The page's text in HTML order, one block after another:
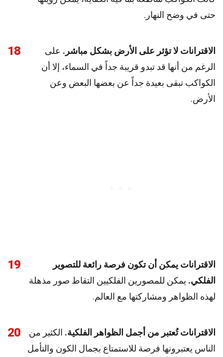
حتى في وضح النهار.
18 الاقترانات لا تؤثر على الأرض بشكل مباشر. على
الرغم من أنها قد تبدو قريبة جداً في السماء، إلا أن
الكواكب تبقى بعيدة جداً عن بعضها البعض وعن
الأرض.
19
الاقترانات يمكن أن تكون فرصة رائعة للتصوير
الفلكي. يمكن للمصورين الفلكيين التقاط صور مذهلة
لهذه الظواهر ومشاركتها مع العالم.
20 الاقترانات تُعتبر من أجمل الظواهر الفلكية. الكثير من
الناس يعتبرونها فرصة للاستمتاع بجمال الكون والتأمل